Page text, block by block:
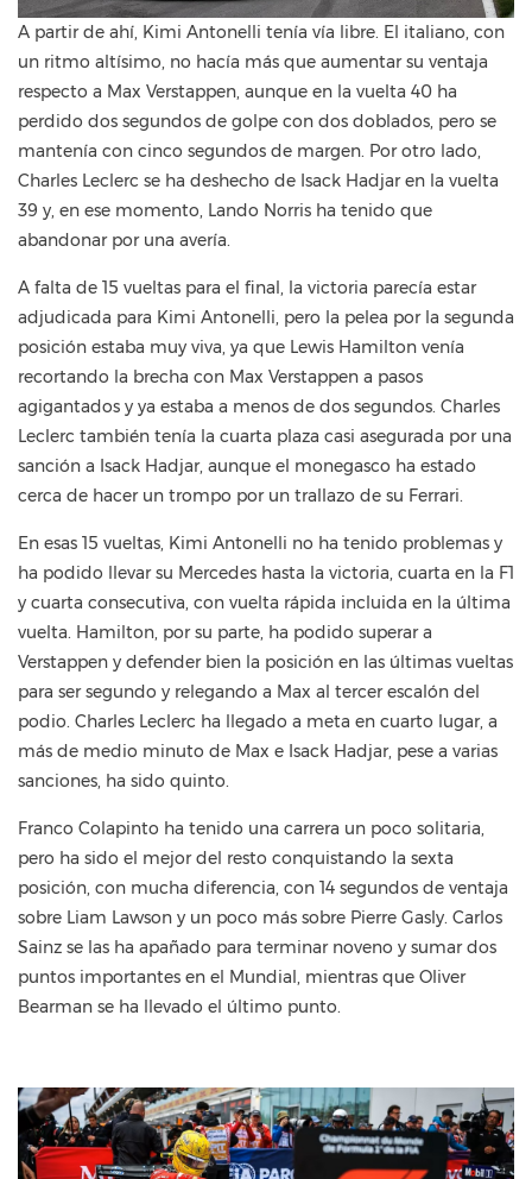
A partir de ahí, Kimi Antonelli tenía vía libre. El italiano, con
un ritmo altísimo, no hacía más que aumentar su ventaja
respecto a Max Verstappen, aunque en la vuelta 40 ha
perdido dos segundos de golpe con dos doblados, pero se
mantenía con cinco segundos de margen. Por otro lado,
Charles Leclerc se ha deshecho de Isack Hadjar en la vuelta
39 y, en ese momento, Lando Norris ha tenido que
abandonar por una avería.
A falta de 15 vueltas para el final, la victoria parecía estar
adjudicada para Kimi Antonelli, pero la pelea por la segunda
posición estaba muy viva, ya que Lewis Hamilton venía
recortando la brecha con Max Verstappen a pasos
agigantados y ya estaba a menos de dos segundos. Charles
Leclerc también tenía la cuarta plaza casi asegurada por una
sanción a Isack Hadjar, aunque el monegasco ha estado
cerca de hacer un trompo por un trallazo de su Ferrari.
En esas 15 vueltas, Kimi Antonelli no ha tenido problemas y
ha podido llevar su Mercedes hasta la victoria, cuarta en la F1
y cuarta consecutiva, con vuelta rápida incluida en la última
vuelta. Hamilton, por su parte, ha podido superar a
Verstappen y defender bien la posición en las últimas vueltas
para ser segundo y relegando a Max al tercer escalón del
podio. Charles Leclerc ha llegado a meta en cuarto lugar, a
más de medio minuto de Max e Isack Hadjar, pese a varias
sanciones, ha sido quinto.
Franco Colapinto ha tenido una carrera un poco solitaria,
pero ha sido el mejor del resto conquistando la sexta
posición, con mucha diferencia, con 14 segundos de ventaja
sobre Liam Lawson y un poco más sobre Pierre Gasly. Carlos
Sainz se las ha apañado para terminar noveno y sumar dos
puntos importantes en el Mundial, mientras que Oliver
Bearman se ha llevado el último punto.